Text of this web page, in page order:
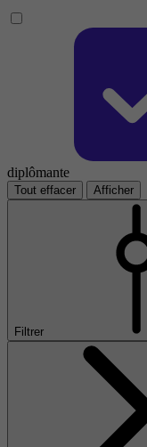
diplômante
Tout effacer Afficher
Filtrer